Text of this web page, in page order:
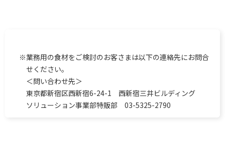
※業務用の食材をご検討のお客さまは以下の連絡先にお問合
せください。
＜問い合わせ先＞
東京都新宿区西新宿6-24-1 西新宿三井ビルディング
ソリューション事業部特販部 03-5325-2790